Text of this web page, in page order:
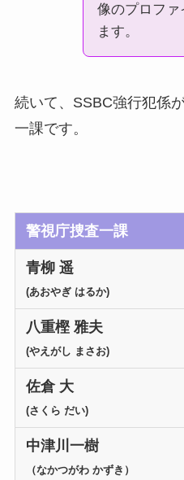
像のプロファ
ます。
続いて、SSBC強行犯係
一課です。
警視庁捜査一課
青柳 遥
(あおやぎ はるか)
八重樫 雅夫
(やえがし まさお)
佐倉 大
(さくら だい)
中津川一樹
（なかつがわ かずき）